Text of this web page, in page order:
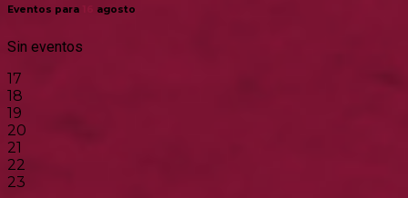
Eventos para agosto
Sin eventos
17
18
19
20
21
22
23